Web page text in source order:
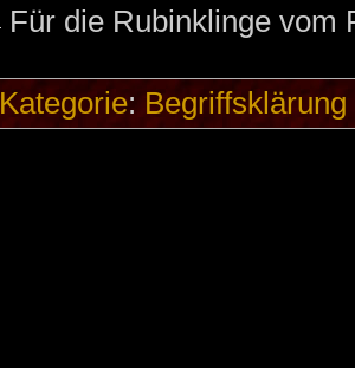
Für die Rubinklinge vom
Kategorie: Begriffsklärung